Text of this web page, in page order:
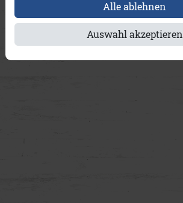
Alle ablehnen
Auswahl akzeptieren